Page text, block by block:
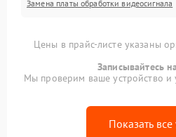
Замена платы обработки видеосигнала
Цены в прайс-листе указаны
Записывайтесь
Мы проверим ваше устройство и
Показать все